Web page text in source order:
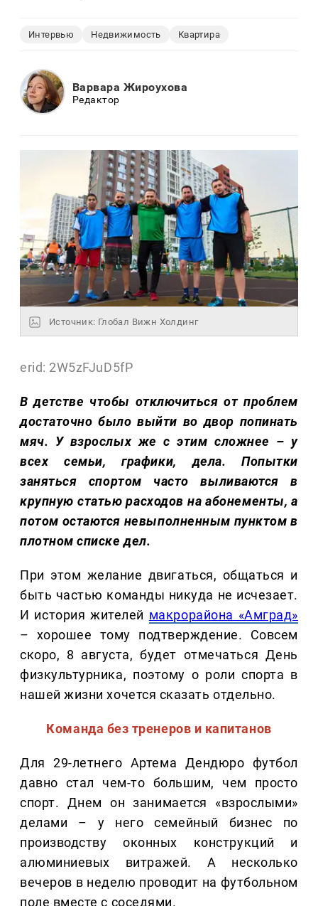
Интервью Недвижимость Квартира
Варвара Жироухова
Редактор
Источник: Глобал Вижн Холдинг
erid: 2W5zFJuD5fP
В детстве чтобы отключиться от проблем
достаточно было выйти во двор попинать
мяч. У взрослых же с этим сложнее – у
всех семьи, графики, дела. Попытки
заняться спортом часто выливаются в
крупную статью расходов на абонементы, а
потом остаются невыполненным пунктом в
плотном списке дел.
При этом желание двигаться, общаться и
быть частью команды никуда не исчезает.
И история жителей макрорайона «Амград»
– хорошее тому подтверждение. Совсем
скоро, 8 августа, будет отмечаться День
физкультурника, поэтому о роли спорта в
нашей жизни хочется сказать отдельно.
Команда без тренеров и капитанов
Для 29-летнего Артема Дендюро футбол
давно стал чем-то большим, чем просто
спорт. Днем он занимается «взрослыми»
делами – у него семейный бизнес по
производству оконных конструкций и
алюминиевых витражей. А несколько
вечеров в неделю проводит на футбольном
поле вместе с соседями.